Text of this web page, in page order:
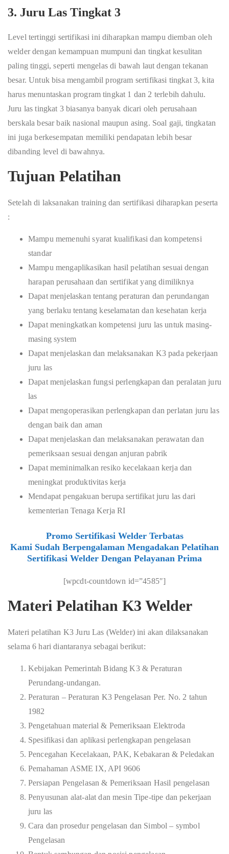
3. Juru Las Tingkat 3
Level tertinggi sertifikasi ini diharapkan mampu diemban oleh
welder dengan kemampuan mumpuni dan tingkat kesulitan
paling tinggi, seperti mengelas di bawah laut dengan tekanan
besar. Untuk bisa mengambil program sertifikasi tingkat 3, kita
harus menuntaskan program tingkat 1 dan 2 terlebih dahulu.
Juru las tingkat 3 biasanya banyak dicari oleh perusahaan
berskala besar baik nasional maupun asing. Soal gaji, tingkatan
ini juga berkesempatan memiliki pendapatan lebih besar
dibanding level di bawahnya.
Tujuan Pelatihan
Setelah di laksanakan training dan sertifikasi diharapkan peserta
:
Mampu memenuhi syarat kualifikasi dan kompetensi
standar
Mampu mengaplikasikan hasil pelatihan sesuai dengan
harapan perusahaan dan sertifikat yang dimiliknya
Dapat menjelaskan tentang peraturan dan perundangan
yang berlaku tentang keselamatan dan kesehatan kerja
Dapat meningkatkan kompetensi juru las untuk masing-
masing system
Dapat menjelaskan dan melaksanakan K3 pada pekerjaan
juru las
Dapat menjelaskan fungsi perlengkapan dan peralatan juru
las
Dapat mengoperasikan perlengkapan dan perlatan juru las
dengan baik dan aman
Dapat menjelaskan dan melaksanakan perawatan dan
pemeriksaan sesuai dengan anjuran pabrik
Dapat meminimalkan resiko kecelakaan kerja dan
meningkat produktivitas kerja
Mendapat pengakuan berupa sertifikat juru las dari
kementerian Tenaga Kerja RI
Promo Sertifikasi Welder Terbatas
Kami Sudah Berpengalaman Mengadakan Pelatihan
Sertifikasi Welder Dengan Pelayanan Prima
[wpcdt-countdown id=”4585″]
Materi Pelatihan K3 Welder
Materi pelatihan K3 Juru Las (Welder) ini akan dilaksanakan
selama 6 hari diantaranya sebagai berikut:
Kebijakan Pemerintah Bidang K3 & Peraturan
Perundang-undangan.
Peraturan – Peraturan K3 Pengelasan Per. No. 2 tahun
1982
Pengetahuan material & Pemeriksaan Elektroda
Spesifikasi dan aplikasi perlengkapan pengelasan
Pencegahan Kecelakaan, PAK, Kebakaran & Peledakan
Pemahaman ASME IX, API 9606
Persiapan Pengelasan & Pemeriksaan Hasil pengelasan
Penyusunan alat-alat dan mesin Tipe-tipe dan pekerjaan
juru las
Cara dan prosedur pengelasan dan Simbol – symbol
Pengelasan